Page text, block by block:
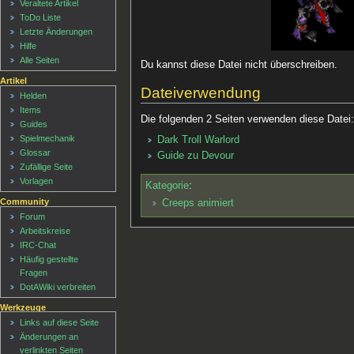
Du kannst diese Datei nicht überschreiben.
Dateiverwendung
Die folgenden 2 Seiten verwenden diese Datei:
Dark Troll Warlord
Guide zu Devour
Kategorie:
Creeps animiert
Veraltete Artikel
ToDo Liste
Letzte Änderungen
Hilfe
Alle Seiten
Artikel
Helden
Items
Guides
Spielmechanik
Glossar
Zufällige Seite
Vorlagen
Community
Forum
Arbeitskreise
IRC-Chat
Häufig gestellte
Fragen
DotAWiki verbreiten
Werkzeuge
Links auf diese Seite
Änderungen an
verlinkten Seiten